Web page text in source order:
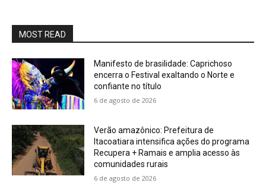
MOST READ
Manifesto de brasilidade: Caprichoso
encerra o Festival exaltando o Norte e
confiante no título
6 de agosto de 2026
Verão amazônico: Prefeitura de
Itacoatiara intensifica ações do programa
Recupera + Ramais e amplia acesso às
comunidades rurais
6 de agosto de 2026